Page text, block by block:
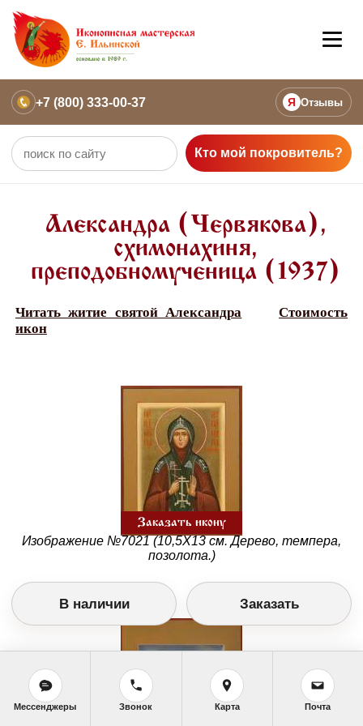
+7 (800) 333-00-37 Я Отзывы
Кто мой покровитель?
Александра (Червякова),
схимонахиня,
преподобномученица (1937)
Читать житие святой Александра
Стоимость
икон
Заказать икону
Изображение №7021 (10,5Х13 см. Дерево, темпера,
позолота.)
В наличии Заказать
Мессенджеры Звонок Карта Почта